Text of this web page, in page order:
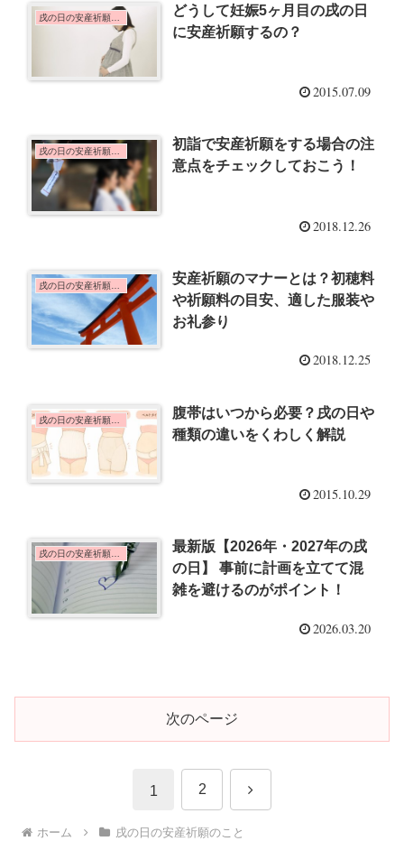
戌の日の安産祈願のこと
どうして妊娠5ヶ月目の戌の日
に安産祈願するの？
2015.07.09
戌の日の安産祈願のこと
初詣で安産祈願をする場合の注
意点をチェックしておこう！
2018.12.26
戌の日の安産祈願のこと
安産祈願のマナーとは？初穂料
や祈願料の目安、適した服装や
お礼参り
2018.12.25
戌の日の安産祈願のこと
腹帯はいつから必要？戌の日や
種類の違いをくわしく解説
2015.10.29
戌の日の安産祈願のこと
最新版【2026年・2027年の戌
の日】 事前に計画を立てて混
雑を避けるのがポイント！
2026.03.20
次のページ
1 2 次
ホーム 戌の日の安産祈願のこと